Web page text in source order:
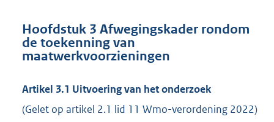
Hoofdstuk 3 Afwegingskader rondom
de toekenning van
maatwerkvoorzieningen
Artikel 3.1 Uitvoering van het onderzoek
(Gelet op artikel 2.1 lid 11 Wmo-verordening 2022)